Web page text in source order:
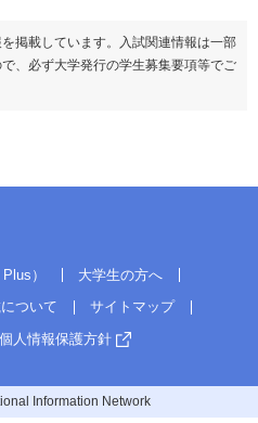
掲載しています。入試関連情報は一部
、必ず大学発行の学生募集要項等でご
）
大学生の方へ
ついて
サイトマップ
個人情報保護方針
Information Network